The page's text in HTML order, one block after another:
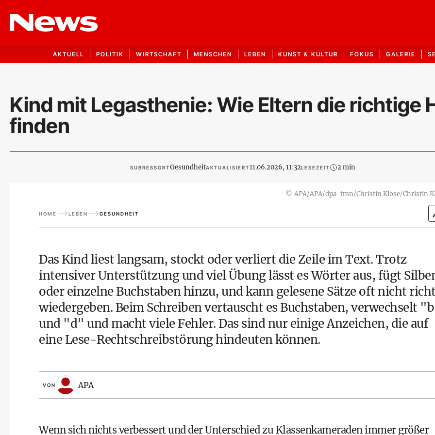
AKTUELL POLITIK WIRTSCHAFT MENSCHEN LEBEN KUNST & KULTUR FOKUS GALERIE
Kind mit Legasthenie: Wie Eltern die richtige
finden
SUBRESSORTGesundheitAKTUALISIERT11.06.2026, 11:32LESEZEIT 2 min
© APA/APA/dpa-tmn/Christin Klose/Christin
HOME LEBEN GESUNDHEIT
Das Kind liest langsam, stockt oder verliert die Zeile im Text. Trotz
intensiver Unterstützung und viel Übung lässt es Wörter aus, fügt
oder einzelne Buchstaben hinzu, und kann gelesene Sätze oft nicht
wiedergeben. Beim Schreiben vertauscht es Buchstaben, verwechselt
und "d" und macht viele Fehler. Das sind nur einige Anzeichen, die auf
eine Lese-Rechtschreibstörung hindeuten können.
VON APA
Wenn sich nichts verbessert und der Unterschied zu Klassenkameraden immer größer